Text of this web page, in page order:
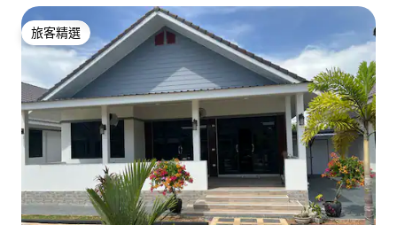
旅客精選
旅客精選